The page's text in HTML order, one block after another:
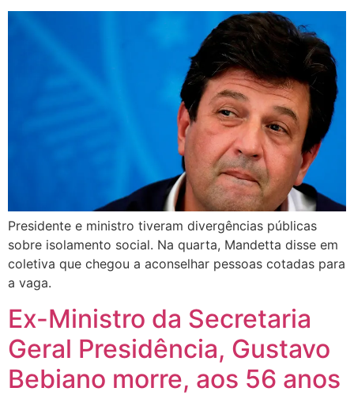
Presidente e ministro tiveram divergências públicas
sobre isolamento social. Na quarta, Mandetta disse em
coletiva que chegou a aconselhar pessoas cotadas para
a vaga.
Ex-Ministro da Secretaria
Geral Presidência, Gustavo
Bebiano morre, aos 56 anos